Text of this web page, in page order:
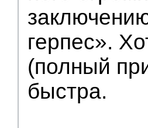
герпес».
(полный
быстра.